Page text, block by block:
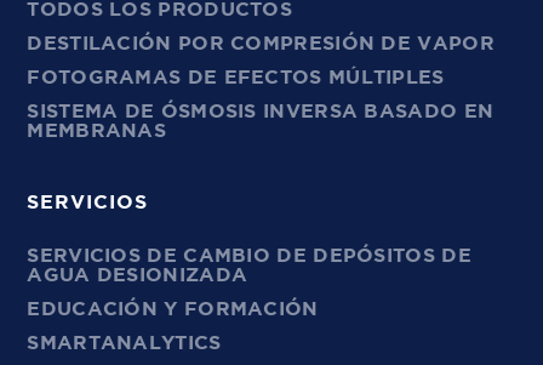
TODOS LOS PRODUCTOS
DESTILACIÓN POR COMPRESIÓN DE VAPOR
FOTOGRAMAS DE EFECTOS MÚLTIPLES
SISTEMA DE ÓSMOSIS INVERSA BASADO EN
MEMBRANAS
SERVICIOS
SERVICIOS DE CAMBIO DE DEPÓSITOS DE
AGUA DESIONIZADA
EDUCACIÓN Y FORMACIÓN
SMARTANALYTICS